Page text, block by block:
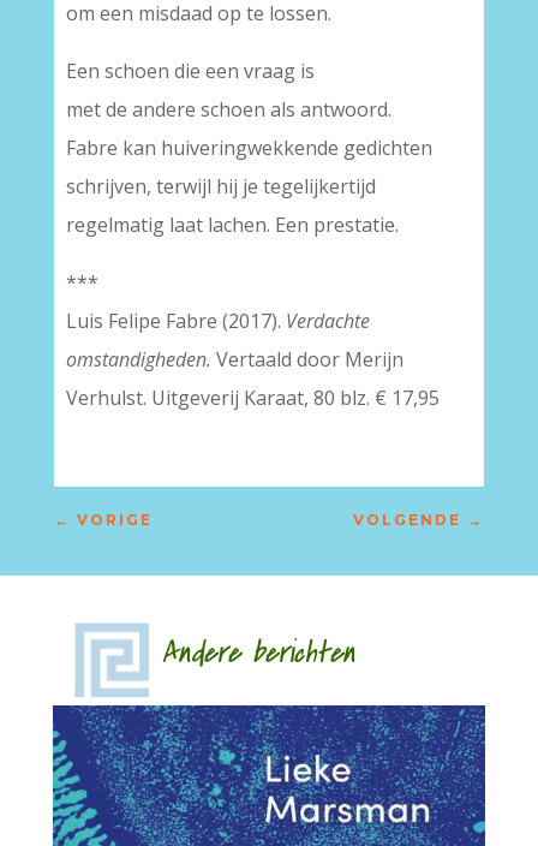
om een misdaad op te lossen.
Een schoen die een vraag is
met de andere schoen als antwoord.
Fabre kan huiveringwekkende gedichten
schrijven, terwijl hij je tegelijkertijd
regelmatig laat lachen. Een prestatie.
***
Luis Felipe Fabre (2017). Verdachte
omstandigheden. Vertaald door Merijn
Verhulst. Uitgeverij Karaat, 80 blz. € 17,95
← VORIGE VOLGENDE →
Andere berichten